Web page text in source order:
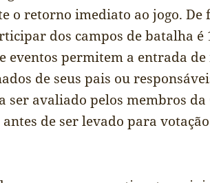
o retorno imediato ao jogo. De
dos campos de batalha é
eventos permitem a entrada de
de seus pais ou
ser avaliado pelos membros da
de ser levado para